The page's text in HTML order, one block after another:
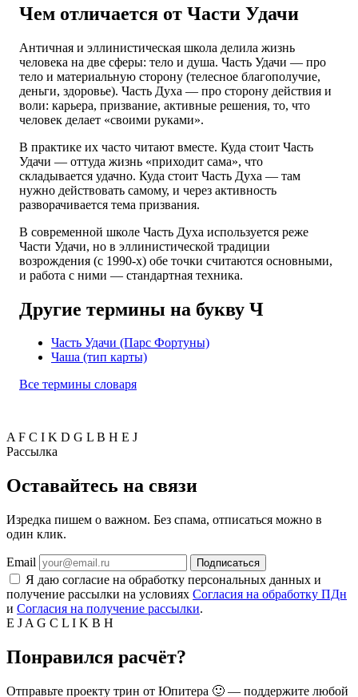
Чем отличается от Части Удачи
Античная и эллинистическая школа делила жизнь
человека на две сферы: тело и душа. Часть Удачи — про
тело и материальную сторону (телесное благополучие,
деньги, здоровье). Часть Духа — про сторону действия и
воли: карьера, призвание, активные решения, то, что
человек делает «своими руками».
В практике их часто читают вместе. Куда стоит Часть
Удачи — оттуда жизнь «приходит сама», что
складывается удачно. Куда стоит Часть Духа — там
нужно действовать самому, и через активность
разворачивается тема призвания.
В современной школе Часть Духа используется реже
Части Удачи, но в эллинистической традиции
возрождения (с 1990-х) обе точки считаются основными,
и работа с ними — стандартная техника.
Другие термины на букву Ч
Часть Удачи (Парс Фортуны)
Чаша (тип карты)
Все термины словаря
A F C I K D G L B H E J
Рассылка
Оставайтесь на связи
Изредка пишем о важном. Без спама, отписаться можно в
один клик.
Email Подписаться
Я даю согласие на обработку персональных данных и
получение рассылки на условиях Согласия на обработку ПДн
и Согласия на получение рассылки.
E J A G C L I K B H
Понравился расчёт?
Отправьте проекту трин от Юпитера 🙂 — поддержите любой